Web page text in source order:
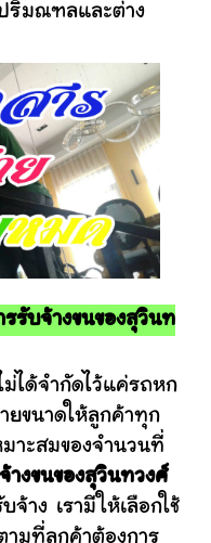
ริมณฑลและต่าง
รับจ้างขนของสุวินท
จำกัดไว้แค่รถหก
ยขนาดให้ลูกค้าทุก
มาะสมของจำนวนที่
างขนของสุวินทวงศ์
าง เรามีให้เลือกใช้
มที่ลูกค้าต้องการ